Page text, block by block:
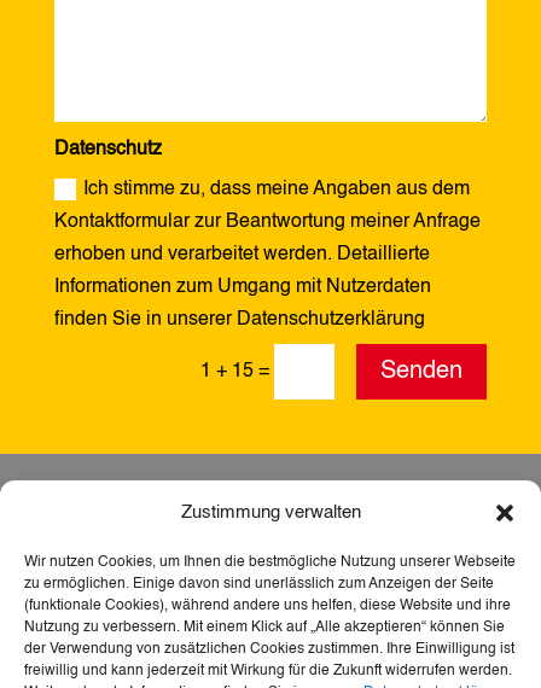
Zustimmung verwalten
Wir nutzen Cookies, um Ihnen die bestmögliche Nutzung unserer Webseite
zu ermöglichen. Einige davon sind unerlässlich zum Anzeigen der Seite
(funktionale Cookies), während andere uns helfen, diese Website und ihre
Nutzung zu verbessern. Mit einem Klick auf „Alle akzeptieren“ können Sie
der Verwendung von zusätzlichen Cookies zustimmen. Ihre Einwilligung ist
freiwillig und kann jederzeit mit Wirkung für die Zukunft widerrufen werden.
Datenschutz
Ich stimme zu, dass meine Angaben aus dem
Kontaktformular zur Beantwortung meiner Anfrage
erhoben und verarbeitet werden. Detaillierte
Informationen zum Umgang mit Nutzerdaten
finden Sie in unserer Datenschutzerklärung
1 + 15 = Senden